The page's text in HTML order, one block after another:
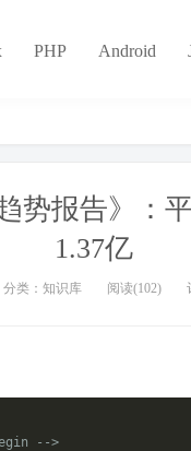
PHP Android
势报告》：
1.37亿
分类：知识库 阅读(102)
-->